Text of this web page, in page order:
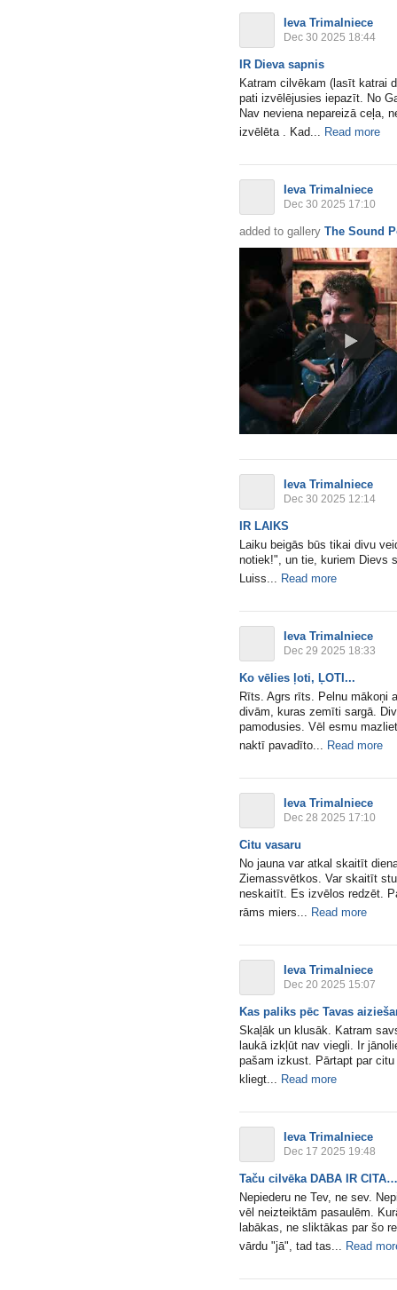
Ieva Trimalniece
Dec 30 2025 18:44
IR Dieva sapnis
Katram cilvēkam (lasīt katrai
pati izvēlējusies iepazīt. No
Nav neviena nepareizā ceļa,
izvēlēta . Kad... Read more
Ieva Trimalniece
Dec 30 2025 17:10
added to gallery The Sound
Ieva Trimalniece
Dec 30 2025 12:14
IR LAIKS
Laiku beigās būs tikai divu
notiek!", un tie, kuriem Dievs
Luiss... Read more
Ieva Trimalniece
Dec 29 2025 18:33
Ko vēlies ļoti, ĻOTI...
Rīts. Agrs rīts. Pelnu mākoņi
divām, kuras zemīti sargā.
pamodusies. Vēl esmu
naktī pavadīto... Read more
Ieva Trimalniece
Dec 28 2025 17:10
Citu vasaru
No jauna var atkal skaitīt
Ziemassvētkos. Var skaitīt
neskaitīt. Es izvēlos redzēt.
rāms miers... Read more
Ieva Trimalniece
Dec 20 2025 15:07
Kas paliks pēc Tavas
Skaļāk un klusāk. Katram
laukā izkļūt nav viegli. Ir
pašam izkust. Pārtapt par
kliegt... Read more
Ieva Trimalniece
Dec 17 2025 19:48
Taču cilvēka DABA IR CITA…
Nepiederu ne Tev, ne sev.
vēl neizteiktām pasaulēm.
labākas, ne sliktākas par šo
vārdu "jā", tad tas... Read